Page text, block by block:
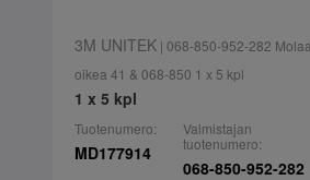
3M UNITEK| 068-850-952-282
oikea 41 & 068-850 1 x 5 kpl
1 x 5 kpl
Tuotenumero:
MD177914
Valmistajan
tuotenumero:
068-850-952-282